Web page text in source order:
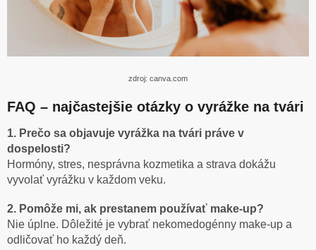
zdroj: canva.com
FAQ – najčastejšie otázky o vyrážke na tvári
1. Prečo sa objavuje vyrážka na tvári práve v
dospelosti?
Hormóny, stres, nesprávna kozmetika a strava dokážu
vyvolať vyrážku v každom veku.
2. Pomôže mi, ak prestanem používať make-up?
Nie úplne. Dôležité je vybrať nekomedogénny make-up a
odličovať ho každý deň.